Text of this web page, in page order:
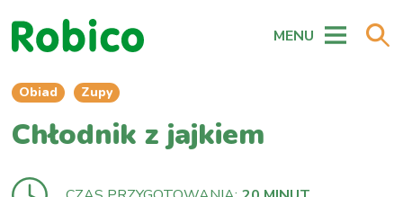
MENU
Obiad Zupy
Chłodnik z jajkiem